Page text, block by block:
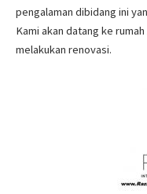
pengalaman dibidang ini
Kami akan datang ke
melakukan renovasi.